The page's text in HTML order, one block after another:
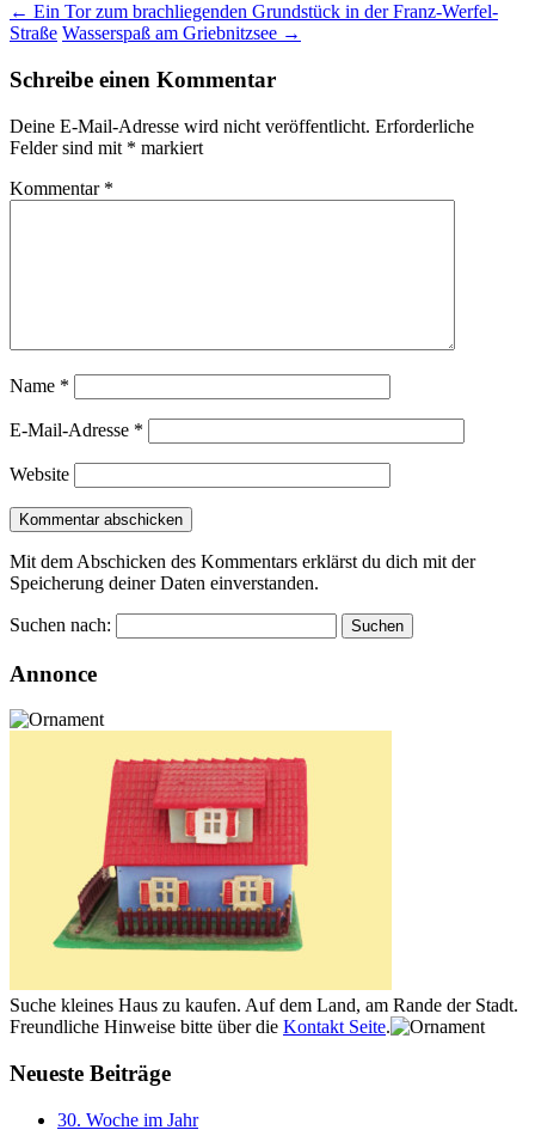
← Ein Tor zum brachliegenden Grundstück in der Franz-Werfel-
Straße Wasserspaß am Griebnitzsee →
Schreibe einen Kommentar
Deine E-Mail-Adresse wird nicht veröffentlicht. Erforderliche
Felder sind mit * markiert
Kommentar *
Name *
E-Mail-Adresse *
Website
Mit dem Abschicken des Kommentars erklärst du dich mit der
Speicherung deiner Daten einverstanden.
Suchen nach:
Annonce
Suche kleines Haus zu kaufen. Auf dem Land, am Rande der Stadt.
Freundliche Hinweise bitte über die Kontakt Seite.
Neueste Beiträge
30. Woche im Jahr